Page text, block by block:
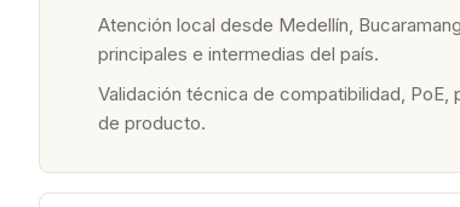
Atención local desde Medellín,
principales e intermedias del país.
Validación técnica de compatibilidad,
de producto.